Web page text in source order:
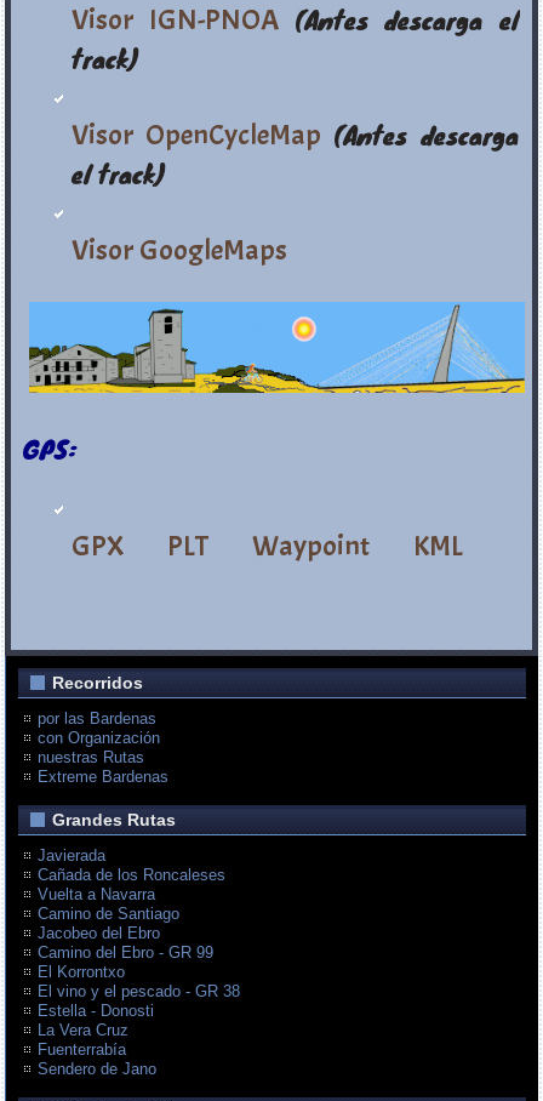
Visor IGN-PNOA(Antes descarga el
track)
Visor OpenCycleMap (Antes descarga
el track)
Visor GoogleMaps
GPS:
GPX PLT Waypoint KML
Recorridos
por las Bardenas
con Organización
nuestras Rutas
Extreme Bardenas
Grandes Rutas
Javierada
Cañada de los Roncaleses
Vuelta a Navarra
Camino de Santiago
Jacobeo del Ebro
Camino del Ebro - GR 99
El Korrontxo
El vino y el pescado - GR 38
Estella - Donosti
La Vera Cruz
Fuenterrabía
Sendero de Jano